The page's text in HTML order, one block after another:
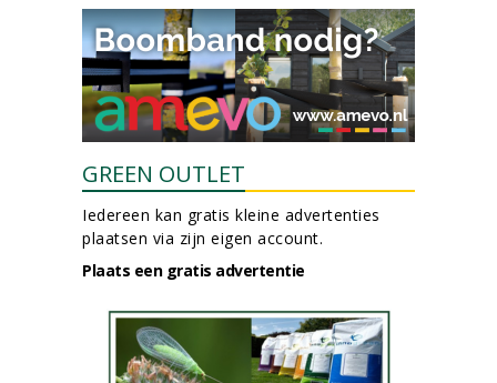
GREEN OUTLET
Iedereen kan gratis kleine advertenties
plaatsen via zijn eigen account.
Plaats een gratis advertentie